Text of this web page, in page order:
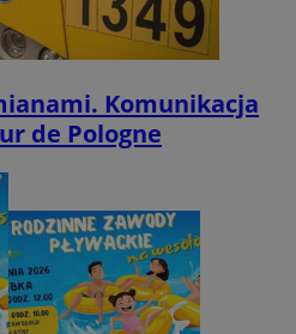
Komunikacja
de Pologne